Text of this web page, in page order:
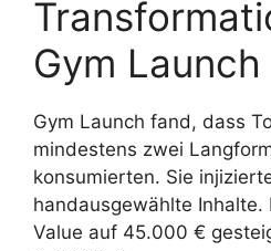
Gym Launch
Gym Launch fand, dass
mindestens zwei
konsumierten. Sie
handausgewählte Inhalte.
Value auf 45.000 €